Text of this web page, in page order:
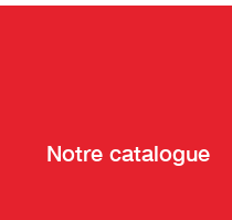
Notre catalogue